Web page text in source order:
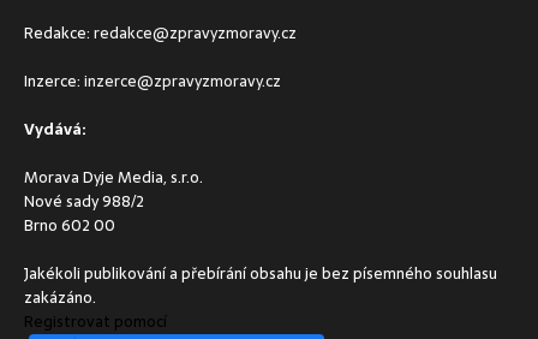
Redakce:redakce@zpravyzmoravy.cz
Inzerce:inzerce@zpravyzmoravy.cz
Vydává:
Morava Dyje Media, s.r.o.
Nové sady 988/2
Brno 602 00
Jakékoli publikování a přebírání obsahu je bez písemného souhlasu
zakázáno.
Registrovat pomocí